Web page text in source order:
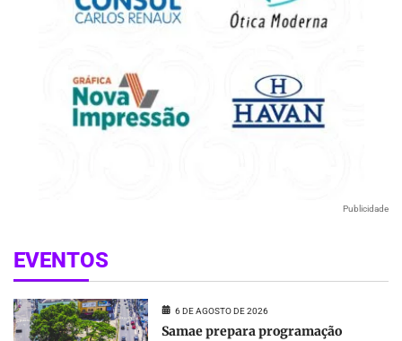
Publicidade
EVENTOS
6 DE AGOSTO DE 2026
Samae prepara programação